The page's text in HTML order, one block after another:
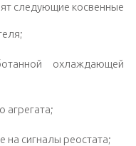
следующие косвенные
охлаждающей
агрегата;
на сигналы реостата;